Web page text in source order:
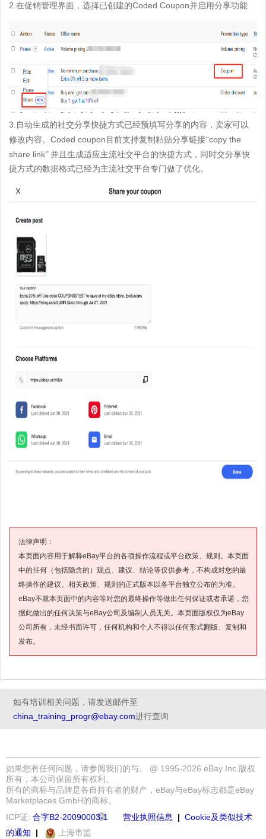
2.在促销管理界面，选择已创建的Coded Coupon并启用分享功能
3. 自动生成的社交分享快捷方式已经预填写分享的内容，卖家可以
修改内容。Coded coupon 目前支持复制粘贴分享链接“copy the
share link” 并且生成适应主流社交平台的快捷方式，同时交分享快
捷方式的数据格式已经为主流社交平台专门做了优化。
法律声明：
本页面内容用于解释eBay平台的各项操作流程或平台政策、规则。本页面
中的任何（包括隐含的）观点、建议、结论等仅供参考，不构成对您的最
终操作的建议。相关政策、规则的正式版本以各平台独立公布的为准。
eBay不就本页面中的内容等对您的最终操作等做出任何保证或者承诺，您
据此做出的任何决策与eBay公司及编制人员无关。本页面版权仅为eBay
公司所有，未经书面许可，任何机构和个人不得以任何形式翻版、复制和
发布。
如有培训相关问题，请发送邮件至
china_training_progr@ebay.com进行查询
如果您有任何问题，请参阅我们的与。 @ 1995-2026 eBay Inc.版权
所有，本公司保留所有权利。
所有的商标与品牌是各自持有者的财产，eBay与eBay标志都是eBay
Marketplaces GmbH的商标。
ICP证: 合字B2-20090003-1 营业执照信息 | Cookie及类似技术
的通知 | 上海市监